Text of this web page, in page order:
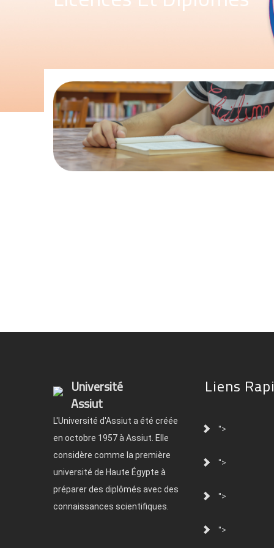
Université
Assiut
L'Université d'Assiut a été créée
en octobre 1957 à Assiut. Elle
considère comme la première
université de Haute Égypte à
préparer des diplômés avec des
connaissances scientifiques.
Liens
">
">
">
">